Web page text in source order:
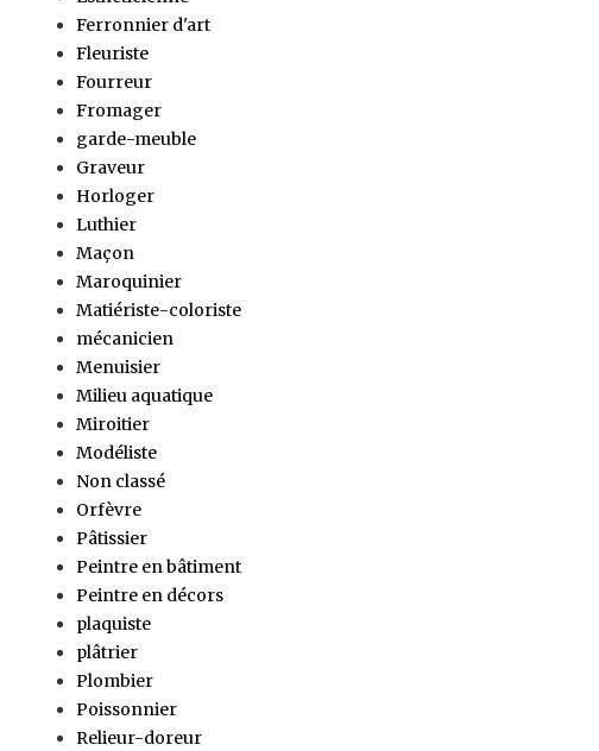
Ferronnier d'art
Fleuriste
Fourreur
Fromager
garde-meuble
Graveur
Horloger
Luthier
Maçon
Maroquinier
Matiériste-coloriste
mécanicien
Menuisier
Milieu aquatique
Miroitier
Modéliste
Non classé
Orfèvre
Pâtissier
Peintre en bâtiment
Peintre en décors
plaquiste
plâtrier
Plombier
Poissonnier
Relieur-doreur